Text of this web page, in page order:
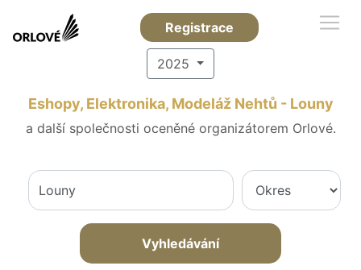
Registrace
2025
Eshopy, Elektronika, Modeláž Nehtů - Louny
a další společnosti oceněné organizátorem Orlové.
Vyhledávání